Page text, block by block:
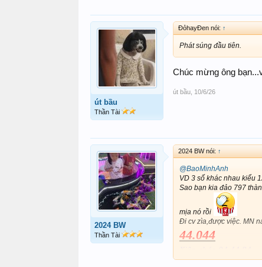
út bầu
Thần Tài
ĐỏhayĐen nói: ↑
Phát súng đầu tiên.
Chúc mừng ông
út bầu 10/6/26
2024 BW
Thần Tài
2024 BW nói: ↑
@BaoMinhAnh
VD 3 số khác nhau kiểu
Sao bạn kia đảo 797
mịa nó rồi
Đi cv zìa,được việc. MN
44.044